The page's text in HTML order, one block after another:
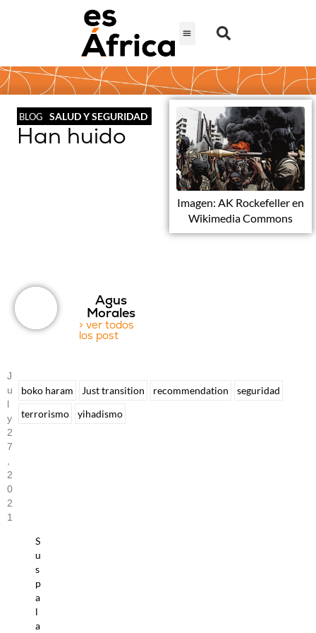
BLOG SALUD Y SEGURIDAD
Han huido
Imagen: AK Rockefeller en
Wikimedia Commons
Agus
Morales
> ver todos
los post
J
U
L
Y
2
7
2
0
2
1
S
u
s
p
a
l
a
boko haram Just transition recommendation
seguridad
terrorismo
yihadismo